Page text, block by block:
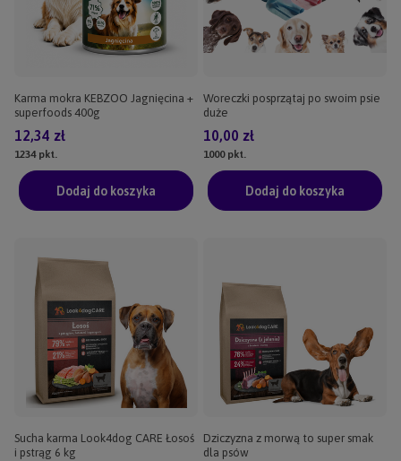
Karma mokra KEBZOO Jagnięcina +
superfoods 400g
12,34 zł
1234pkt.
Dodaj do koszyka
Woreczki posprzątaj po swoim psie
duże
10,00 zł
1000pkt.
Dodaj do koszyka
Sucha karma Look4dog CARE Łosoś
i pstrąg 6 kg
Dziczyzna z morwą to super smak
dla psów